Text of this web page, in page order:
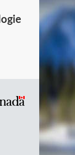
Symbole